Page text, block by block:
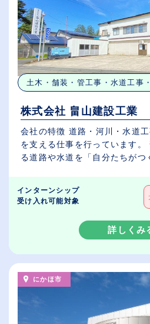
土木・舗装・管工事・水道工事
株式会社 畠山建設工業
会社の特徴 道路・河川・水道
を支える仕事を行っています
る道路や水道を「自分たちがつ
インターンシップ
受け入れ可能対象
詳しくみ
にかほ市